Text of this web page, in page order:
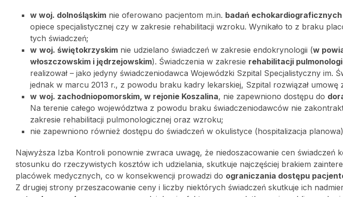
w woj. dolnośląskim nie oferowano pacjentom m.in. badań echokardiograficznych
opiece specjalistycznej czy w zakresie rehabilitacji wzroku. Wynikało to z braku
tych świadczeń;
w woj. świętokrzyskim nie udzielano świadczeń w zakresie endokrynologii (w
włoszczowskim i jędrzejowskim). Świadczenia w zakresie rehabilitacji
realizował – jako jedyny świadczeniodawca Wojewódzki Szpital Specjalistyczny im.
jednak w marcu 2013 r., z powodu braku kadry lekarskiej, Szpital rozwiązał umowę
w woj. zachodniopomorskim, w rejonie Koszalina, nie zapewniono dostępu do
Na terenie całego województwa z powodu braku świadczeniodawców nie
zakresie rehabilitacji pulmonologicznej oraz wzroku;
nie zapewniono również dostępu do świadczeń w okulistyce (hospitalizacja planowa)
Najwyższa Izba Kontroli ponownie zwraca uwagę, że niedoszacowanie cen świadczeń
stosunku do rzeczywistych kosztów ich udzielania, skutkuje najczęściej brakiem
placówek medycznych, co w konsekwencji prowadzi do ograniczania dostępu
Z drugiej strony przeszacowanie ceny i liczby niektórych świadczeń skutkuje ich